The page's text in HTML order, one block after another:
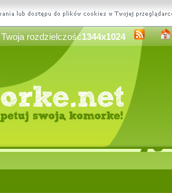
Twoja rozdzielczość1344x1024